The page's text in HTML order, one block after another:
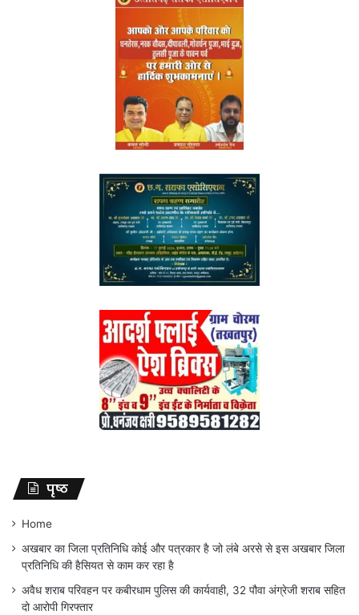
पृष्ठ
Home
अखबार का जिला प्रतिनिधि कोई और पत्रकार है जो लंबे अरसे से इस अखबार जिला
प्रतिनिधि की हैसियत से काम कर रहा है
अवैध शराब परिवहन पर कबीरधाम पुलिस की कार्यवाही, 32 पौवा अंग्रेजी शराब सहित
दो आरोपी गिरफ्तार